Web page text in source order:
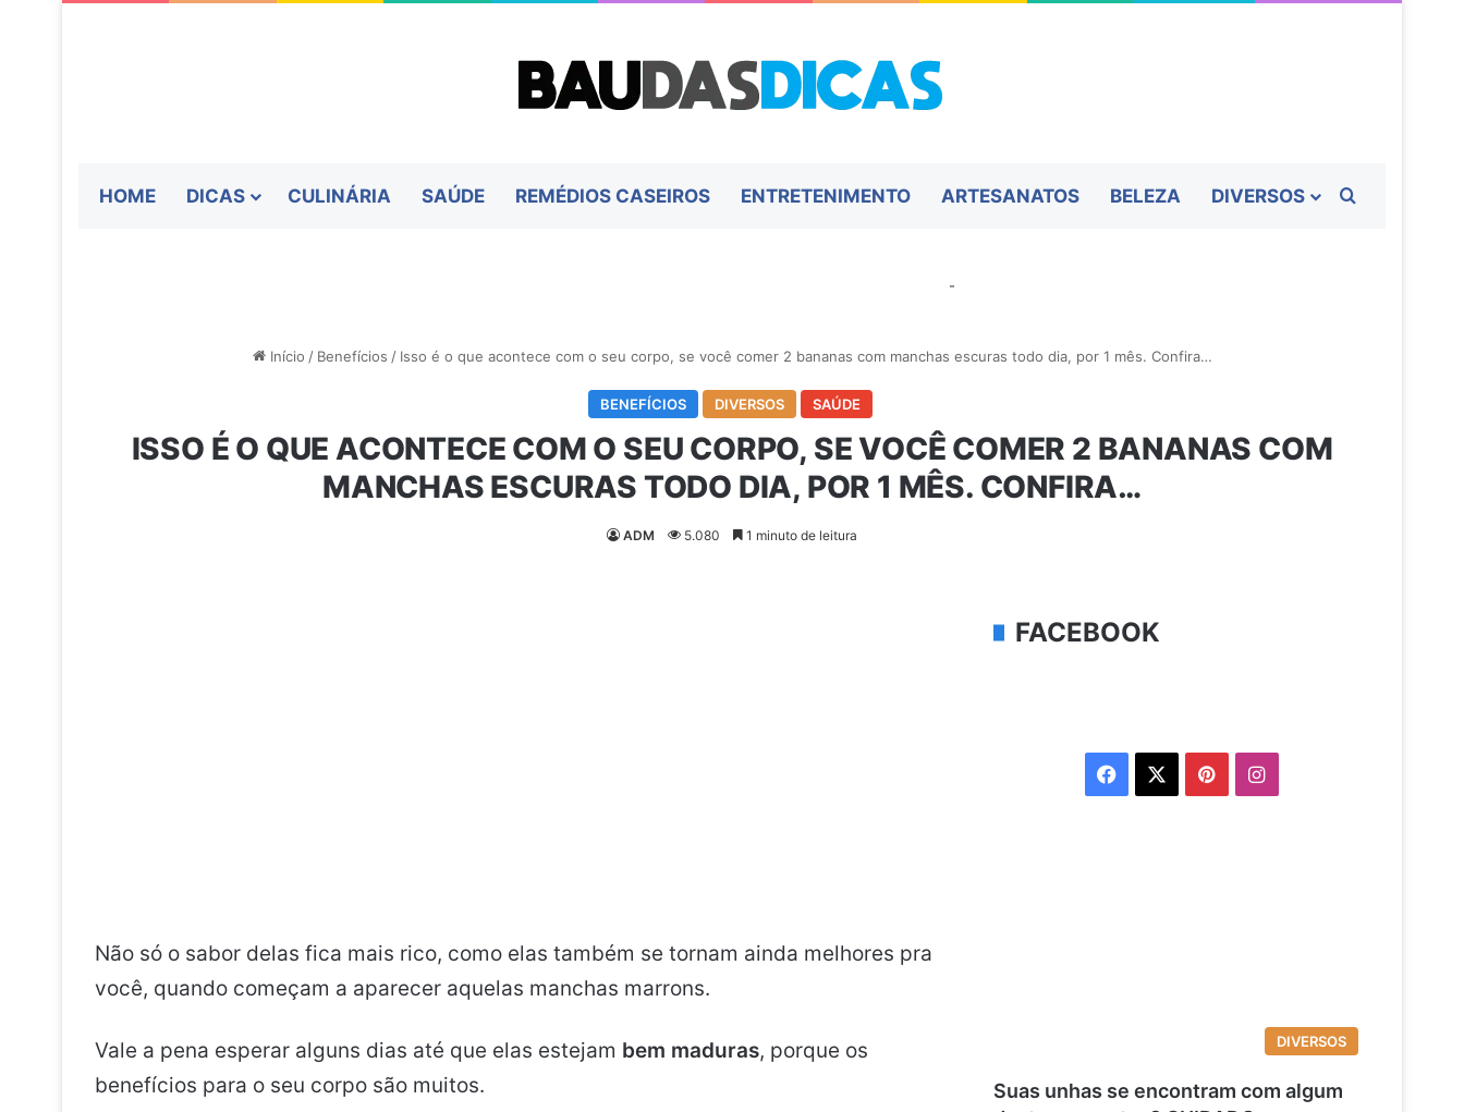
HOME DICAS CULINÁRIA SAÚDE REMÉDIOS CASEIROS ENTRETENIMENTO ARTESANATOS BELEZA DIVERSOS
-
Início / Benefícios / Isso é o que acontece com o seu corpo, se você comer 2 bananas com manchas escuras todo dia, por 1 mês. Confira…
BENEFÍCIOS DIVERSOS SAÚDE
ISSO É O QUE ACONTECE COM O SEU CORPO, SE VOCÊ COMER 2 BANANAS COM
MANCHAS ESCURAS TODO DIA, POR 1 MÊS. CONFIRA…
ADM 5.080 1 minuto de leitura
Não só o sabor delas fica mais rico, como elas também se tornam ainda melhores pra
você, quando começam a aparecer aquelas manchas marrons.
Vale a pena esperar alguns dias até que elas estejam bem maduras, porque os
benefícios para o seu corpo são muitos.
FACEBOOK
Facebook PinterestInstagram
DIVERSOS
Suas unhas se encontram com algum